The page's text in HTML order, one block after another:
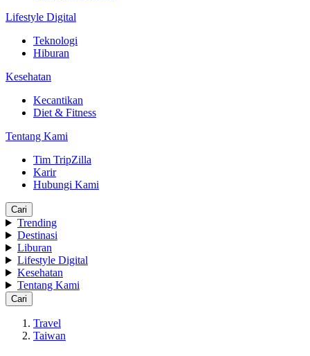
Lifestyle Digital
Teknologi
Hiburan
Kesehatan
Kecantikan
Diet & Fitness
Tentang Kami
Tim TripZilla
Karir
Hubungi Kami
Cari
Trending
Destinasi
Liburan
Lifestyle Digital
Kesehatan
Tentang Kami
Cari
Travel
Taiwan